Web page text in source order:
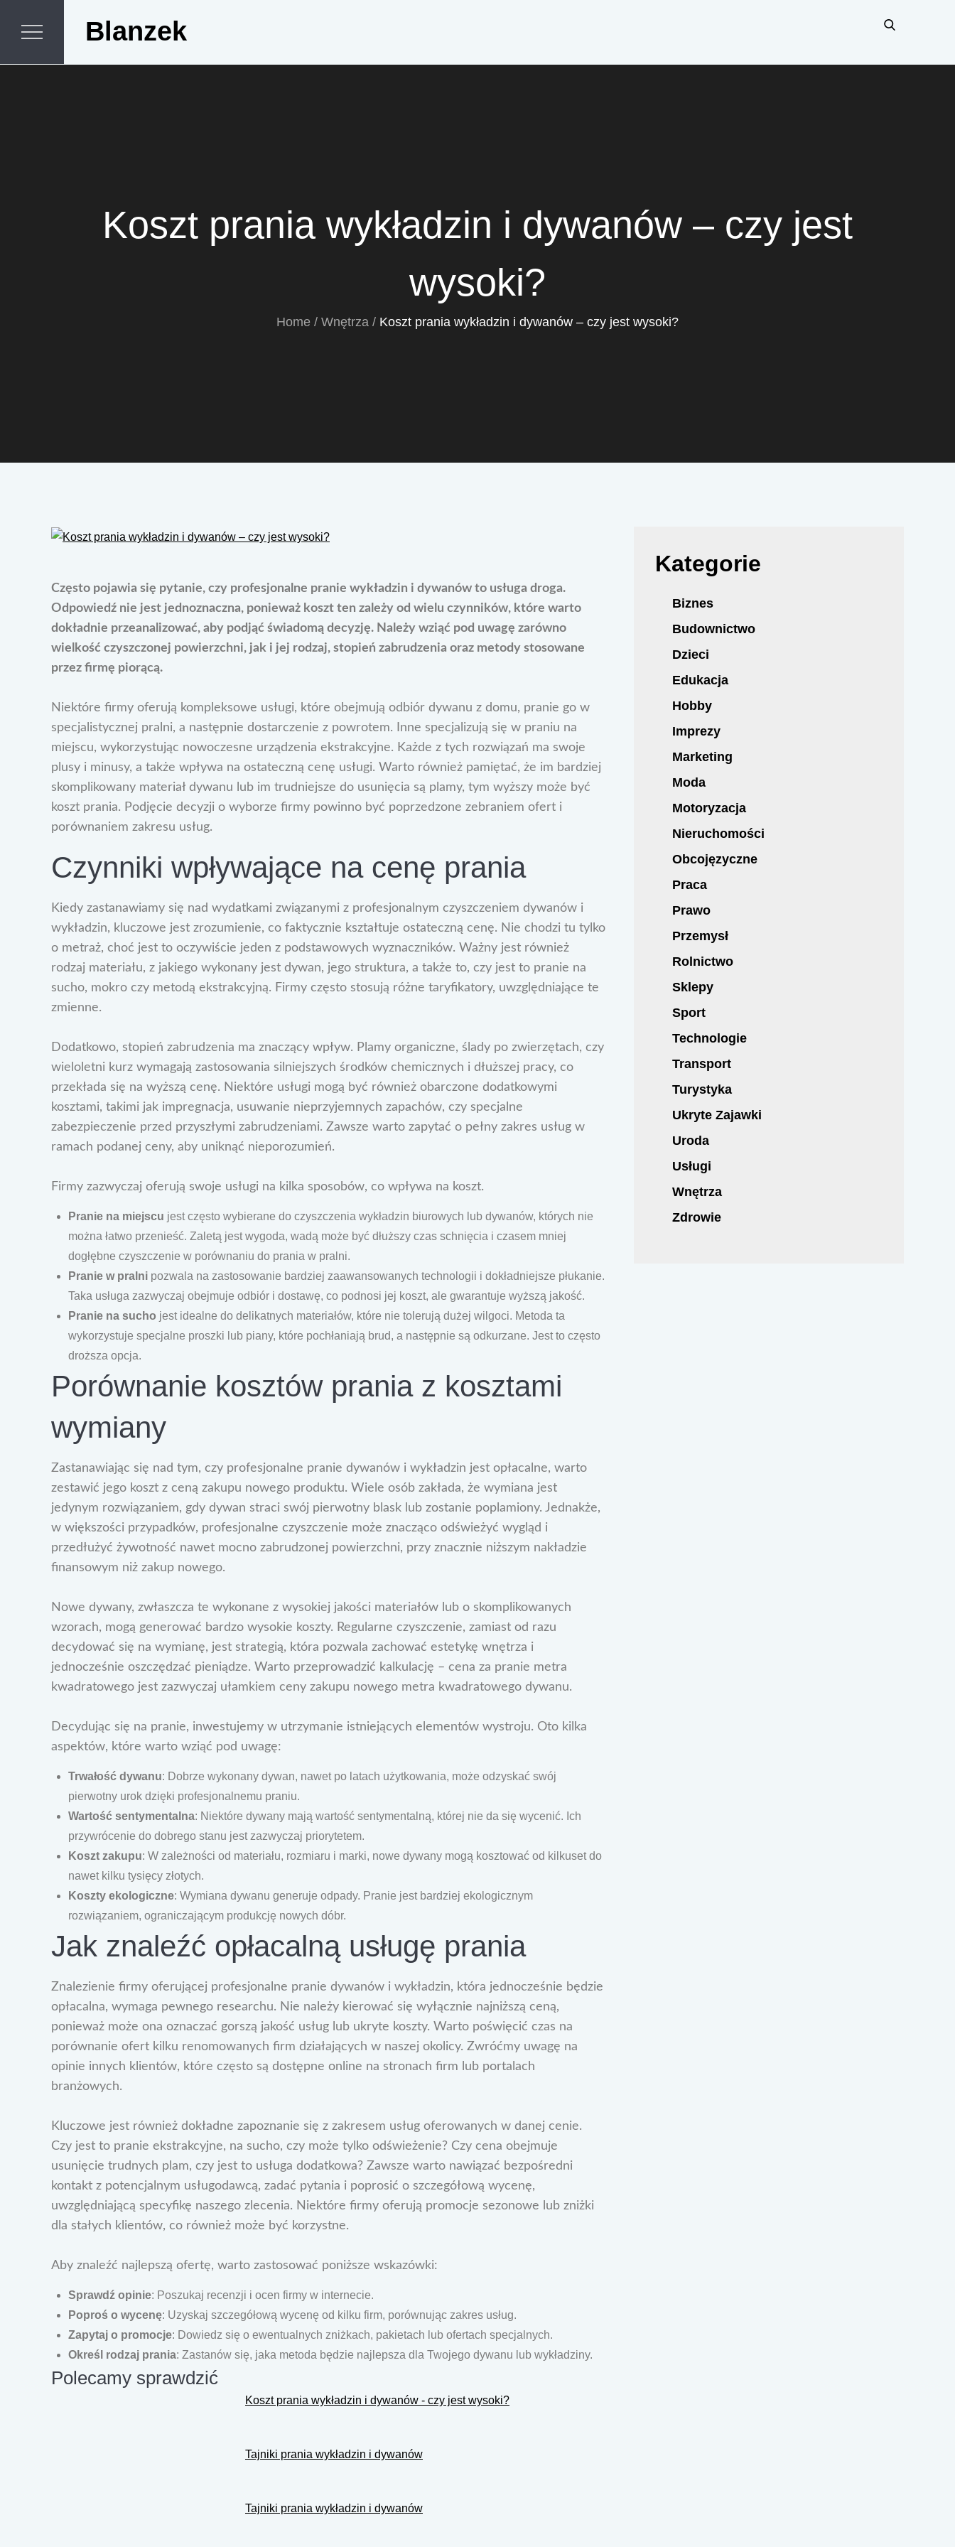
Blanzek
Koszt prania wykładzin i dywanów – czy jest
wysoki?
Home Wnętrza Koszt prania wykładzin i dywanów – czy jest wysoki?
Często pojawia się pytanie, czy profesjonalne pranie wykładzin i dywanów to usługa droga.
Odpowiedź nie jest jednoznaczna, ponieważ koszt ten zależy od wielu czynników, które warto
dokładnie przeanalizować, aby podjąć świadomą decyzję. Należy wziąć pod uwagę zarówno
wielkość czyszczonej powierzchni, jak i jej rodzaj, stopień zabrudzenia oraz metody stosowane
przez firmę piorącą.
Niektóre firmy oferują kompleksowe usługi, które obejmują odbiór dywanu z domu, pranie go w
specjalistycznej pralni, a następnie dostarczenie z powrotem. Inne specjalizują się w praniu na
miejscu, wykorzystując nowoczesne urządzenia ekstrakcyjne. Każde z tych rozwiązań ma swoje
plusy i minusy, a także wpływa na ostateczną cenę usługi. Warto również pamiętać, że im bardziej
skomplikowany materiał dywanu lub im trudniejsze do usunięcia są plamy, tym wyższy może być
koszt prania. Podjęcie decyzji o wyborze firmy powinno być poprzedzone zebraniem ofert i
porównaniem zakresu usług.
Czynniki wpływające na cenę prania
Kiedy zastanawiamy się nad wydatkami związanymi z profesjonalnym czyszczeniem dywanów i
wykładzin, kluczowe jest zrozumienie, co faktycznie kształtuje ostateczną cenę. Nie chodzi tu tylko
o metraż, choć jest to oczywiście jeden z podstawowych wyznaczników. Ważny jest również
rodzaj materiału, z jakiego wykonany jest dywan, jego struktura, a także to, czy jest to pranie na
sucho, mokro czy metodą ekstrakcyjną. Firmy często stosują różne taryfikatory, uwzględniające te
zmienne.
Dodatkowo, stopień zabrudzenia ma znaczący wpływ. Plamy organiczne, ślady po zwierzętach, czy
wieloletni kurz wymagają zastosowania silniejszych środków chemicznych i dłuższej pracy, co
przekłada się na wyższą cenę. Niektóre usługi mogą być również obarczone dodatkowymi
kosztami, takimi jak impregnacja, usuwanie nieprzyjemnych zapachów, czy specjalne
zabezpieczenie przed przyszłymi zabrudzeniami. Zawsze warto zapytać o pełny zakres usług w
ramach podanej ceny, aby uniknąć nieporozumień.
Firmy zazwyczaj oferują swoje usługi na kilka sposobów, co wpływa na koszt.
Pranie na miejscu jest często wybierane do czyszczenia wykładzin biurowych lub dywanów, których nie
można łatwo przenieść. Zaletą jest wygoda, wadą może być dłuższy czas schnięcia i czasem mniej
dogłębne czyszczenie w porównaniu do prania w pralni.
Pranie w pralni pozwala na zastosowanie bardziej zaawansowanych technologii i dokładniejsze płukanie.
Taka usługa zazwyczaj obejmuje odbiór i dostawę, co podnosi jej koszt, ale gwarantuje wyższą jakość.
Pranie na sucho jest idealne do delikatnych materiałów, które nie tolerują dużej wilgoci. Metoda ta
wykorzystuje specjalne proszki lub piany, które pochłaniają brud, a następnie są odkurzane. Jest to często
droższa opcja.
Porównanie kosztów prania z kosztami
wymiany
Zastanawiając się nad tym, czy profesjonalne pranie dywanów i wykładzin jest opłacalne, warto
zestawić jego koszt z ceną zakupu nowego produktu. Wiele osób zakłada, że wymiana jest
jedynym rozwiązaniem, gdy dywan straci swój pierwotny blask lub zostanie poplamiony. Jednakże,
w większości przypadków, profesjonalne czyszczenie może znacząco odświeżyć wygląd i
przedłużyć żywotność nawet mocno zabrudzonej powierzchni, przy znacznie niższym nakładzie
finansowym niż zakup nowego.
Nowe dywany, zwłaszcza te wykonane z wysokiej jakości materiałów lub o skomplikowanych
wzorach, mogą generować bardzo wysokie koszty. Regularne czyszczenie, zamiast od razu
decydować się na wymianę, jest strategią, która pozwala zachować estetykę wnętrza i
jednocześnie oszczędzać pieniądze. Warto przeprowadzić kalkulację – cena za pranie metra
kwadratowego jest zazwyczaj ułamkiem ceny zakupu nowego metra kwadratowego dywanu.
Decydując się na pranie, inwestujemy w utrzymanie istniejących elementów wystroju. Oto kilka
aspektów, które warto wziąć pod uwagę:
Trwałość dywanu: Dobrze wykonany dywan, nawet po latach użytkowania, może odzyskać swój
pierwotny urok dzięki profesjonalnemu praniu.
Wartość sentymentalna: Niektóre dywany mają wartość sentymentalną, której nie da się wycenić. Ich
przywrócenie do dobrego stanu jest zazwyczaj priorytetem.
Koszt zakupu: W zależności od materiału, rozmiaru i marki, nowe dywany mogą kosztować od kilkuset do
nawet kilku tysięcy złotych.
Koszty ekologiczne: Wymiana dywanu generuje odpady. Pranie jest bardziej ekologicznym
rozwiązaniem, ograniczającym produkcję nowych dóbr.
Jak znaleźć opłacalną usługę prania
Znalezienie firmy oferującej profesjonalne pranie dywanów i wykładzin, która jednocześnie będzie
opłacalna, wymaga pewnego researchu. Nie należy kierować się wyłącznie najniższą ceną,
ponieważ może ona oznaczać gorszą jakość usług lub ukryte koszty. Warto poświęcić czas na
porównanie ofert kilku renomowanych firm działających w naszej okolicy. Zwróćmy uwagę na
opinie innych klientów, które często są dostępne online na stronach firm lub portalach
branżowych.
Kluczowe jest również dokładne zapoznanie się z zakresem usług oferowanych w danej cenie.
Czy jest to pranie ekstrakcyjne, na sucho, czy może tylko odświeżenie? Czy cena obejmuje
usunięcie trudnych plam, czy jest to usługa dodatkowa? Zawsze warto nawiązać bezpośredni
kontakt z potencjalnym usługodawcą, zadać pytania i poprosić o szczegółową wycenę,
uwzględniającą specyfikę naszego zlecenia. Niektóre firmy oferują promocje sezonowe lub zniżki
dla stałych klientów, co również może być korzystne.
Aby znaleźć najlepszą ofertę, warto zastosować poniższe wskazówki:
Sprawdź opinie: Poszukaj recenzji i ocen firmy w internecie.
Poproś o wycenę: Uzyskaj szczegółową wycenę od kilku firm, porównując zakres usług.
Zapytaj o promocje: Dowiedz się o ewentualnych zniżkach, pakietach lub ofertach specjalnych.
Określ rodzaj prania: Zastanów się, jaka metoda będzie najlepsza dla Twojego dywanu lub wykładziny.
Polecamy sprawdzić
Koszt prania wykładzin i dywanów - czy jest wysoki?
Tajniki prania wykładzin i dywanów
Tajniki prania wykładzin i dywanów
Kategorie
Biznes
Budownictwo
Dzieci
Edukacja
Hobby
Imprezy
Marketing
Moda
Motoryzacja
Nieruchomości
Obcojęzyczne
Praca
Prawo
Przemysł
Rolnictwo
Sklepy
Sport
Technologie
Transport
Turystyka
Ukryte Zajawki
Uroda
Usługi
Wnętrza
Zdrowie